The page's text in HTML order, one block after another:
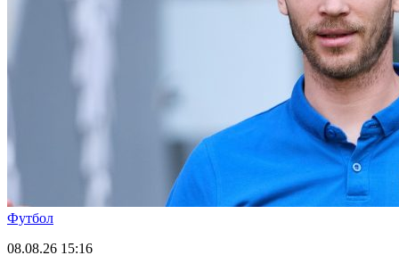
Футбол
08.08.26 15:16